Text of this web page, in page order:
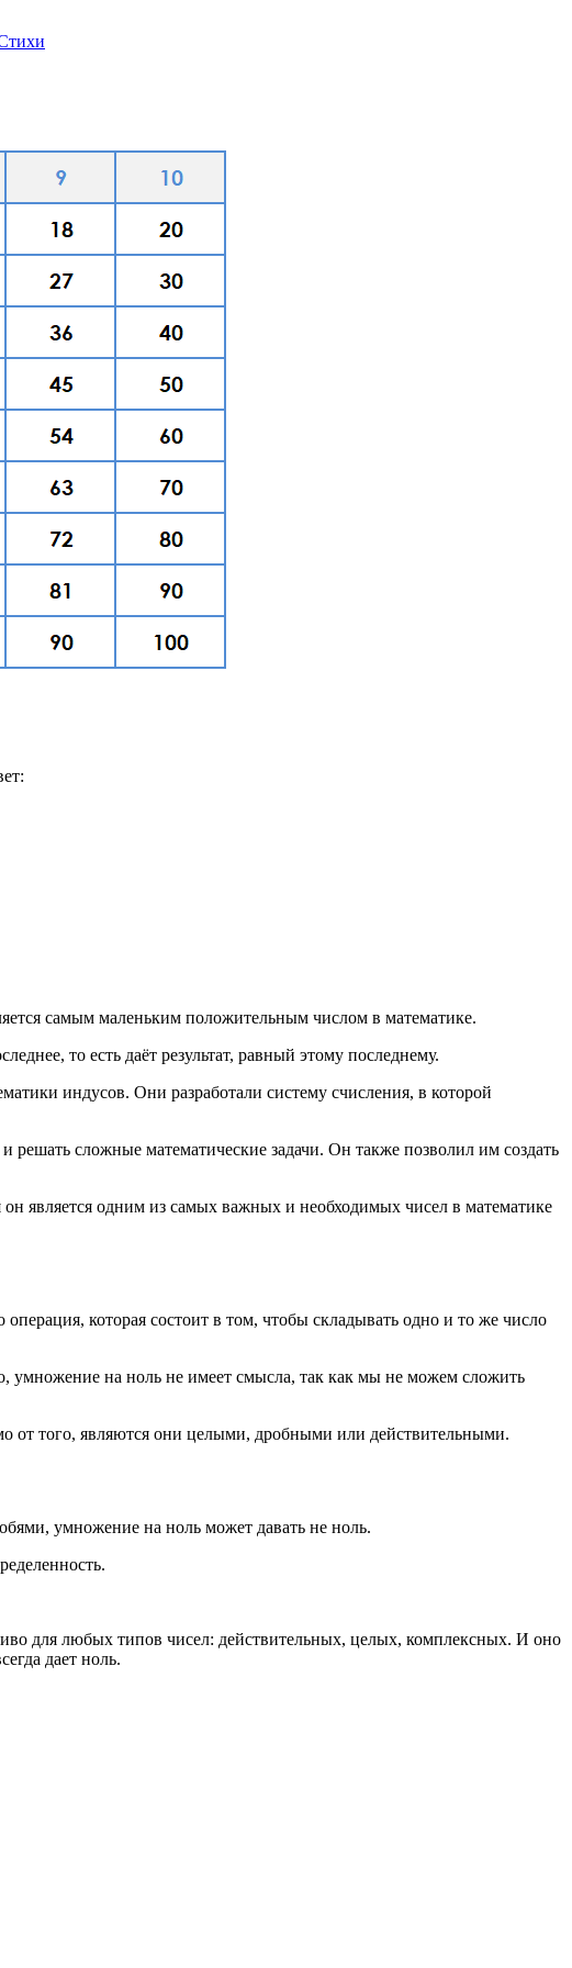
самым маленьким положительным числом в математике.
то есть даёт результат, равный этому последнему.
индусов. Они разработали систему счисления, в которой
сложные математические задачи. Он также позволил им создать
является одним из самых важных и необходимых чисел в математике
которая состоит в том, чтобы складывать одно и то же число
умножение на ноль не имеет смысла, так как мы не можем сложить
от того, являются они целыми, дробными или действительными.
умножение на ноль может давать не ноль.
для любых типов чисел: действительных, целых, комплексных. И оно
дает ноль.